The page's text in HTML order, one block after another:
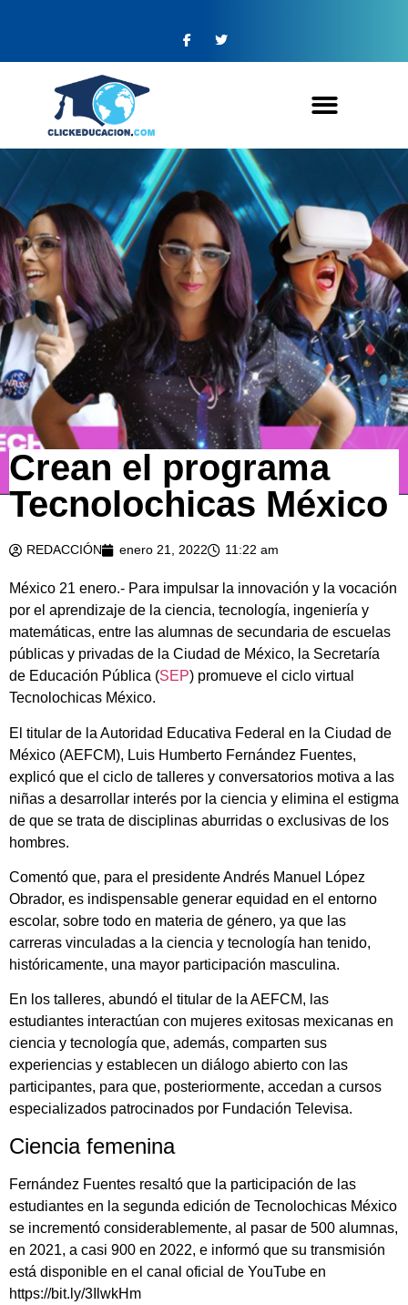
Crean el programa
Tecnolochicas México
REDACCIÓN enero 21, 2022 11:22 am
México 21 enero.- Para impulsar la innovación y la vocación
por el aprendizaje de la ciencia, tecnología, ingeniería y
matemáticas, entre las alumnas de secundaria de escuelas
públicas y privadas de la Ciudad de México, la Secretaría
de Educación Pública (SEP) promueve el ciclo virtual
Tecnolochicas México.
El titular de la Autoridad Educativa Federal en la Ciudad de
México (AEFCM), Luis Humberto Fernández Fuentes,
explicó que el ciclo de talleres y conversatorios motiva a las
niñas a desarrollar interés por la ciencia y elimina el estigma
de que se trata de disciplinas aburridas o exclusivas de los
hombres.
Comentó que, para el presidente Andrés Manuel López
Obrador, es indispensable generar equidad en el entorno
escolar, sobre todo en materia de género, ya que las
carreras vinculadas a la ciencia y tecnología han tenido,
históricamente, una mayor participación masculina.
En los talleres, abundó el titular de la AEFCM, las
estudiantes interactúan con mujeres exitosas mexicanas en
ciencia y tecnología que, además, comparten sus
experiencias y establecen un diálogo abierto con las
participantes, para que, posteriormente, accedan a cursos
especializados patrocinados por Fundación Televisa.
Ciencia femenina
Fernández Fuentes resaltó que la participación de las
estudiantes en la segunda edición de Tecnolochicas México
se incrementó considerablemente, al pasar de 500 alumnas,
en 2021, a casi 900 en 2022, e informó que su transmisión
está disponible en el canal oficial de YouTube en
https://bit.ly/3IlwkHm